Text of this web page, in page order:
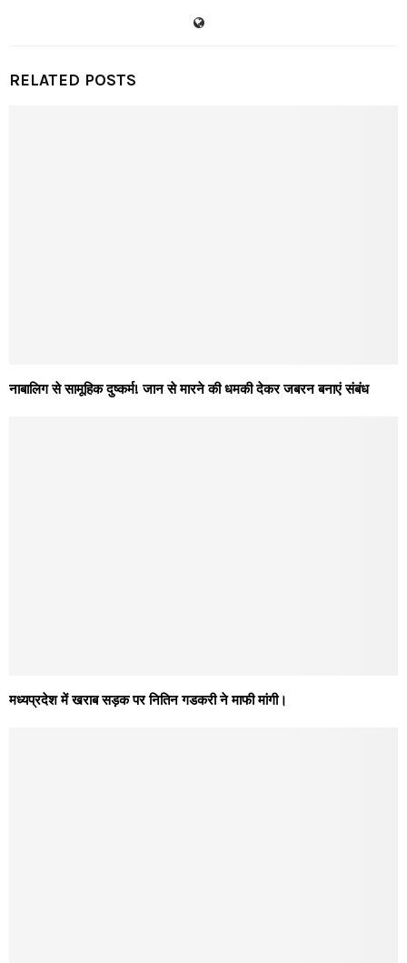
RELATED POSTS
नाबालिग से सामूहिक दुष्कर्म! जान से मारने की धमकी देकर जबरन बनाएं संबंध
मध्यप्रदेश में खराब सड़क पर नितिन गडकरी ने माफी मांगी।